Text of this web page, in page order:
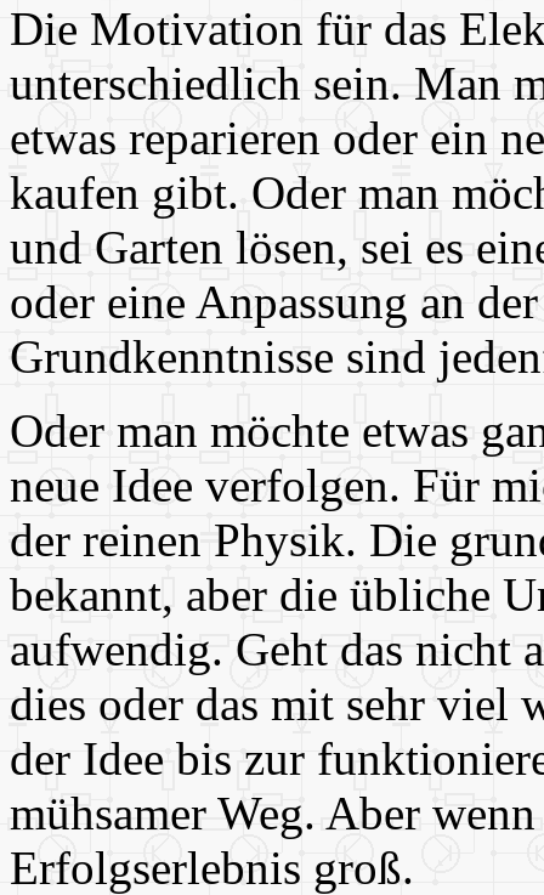
Die Motivation für das
unterschiedlich sein. Man
etwas reparieren oder ein
kaufen gibt. Oder man
und Garten lösen, sei es
oder eine Anpassung an
Grundkenntnisse sind
Oder man möchte etwas
neue Idee verfolgen. Für
der reinen Physik. Die
bekannt, aber die übliche
aufwendig. Geht das nicht
dies oder das mit sehr viel
der Idee bis zur
mühsamer Weg. Aber
Erfolgserlebnis groß.